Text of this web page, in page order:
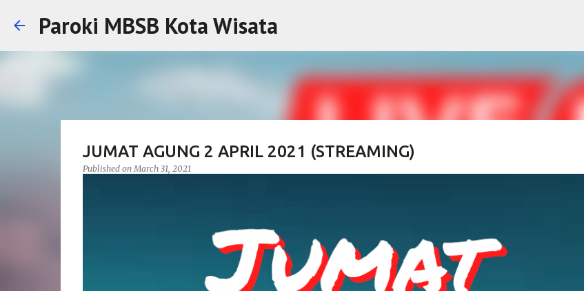
Paroki MBSB Kota Wisata
JUMAT AGUNG 2 APRIL 2021 (STREAMING)
Published onMarch 31, 2021